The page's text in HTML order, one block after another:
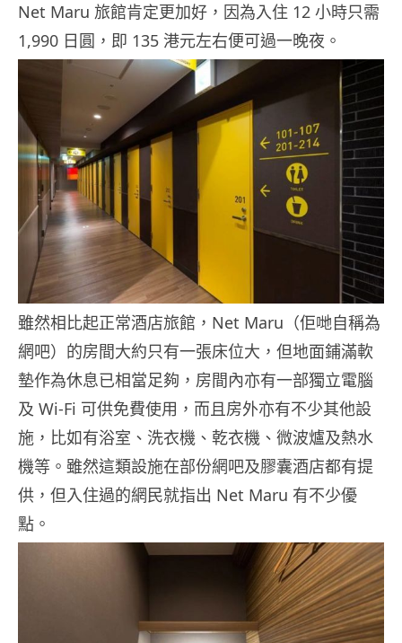
Net Maru 旅館肯定更加好，因為入住 12 小時只需
1,990 日圓，即 135 港元左右便可過一晚夜。
雖然相比起正常酒店旅館，Net Maru（佢哋自稱為
網吧）的房間大約只有一張床位大，但地面鋪滿軟
墊作為休息已相當足夠，房間內亦有一部獨立電腦
及 Wi-Fi 可供免費使用，而且房外亦有不少其他設
施，比如有浴室、洗衣機、乾衣機、微波爐及熱水
機等。雖然這類設施在部份網吧及膠囊酒店都有提
供，但入住過的網民就指出 Net Maru 有不少優
點。